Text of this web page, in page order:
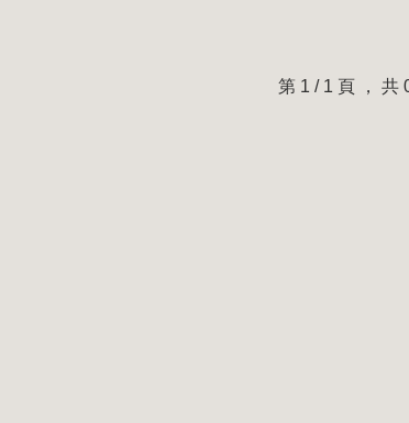
第 1 / 1 頁 ，